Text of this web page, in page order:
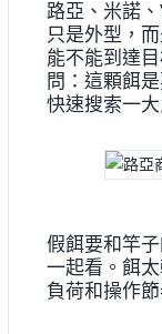
路亞、米諾
只是外型，
能不能到達
問：這顆餌
快速搜索一
假餌要和竿
一起看。餌
負荷和操作